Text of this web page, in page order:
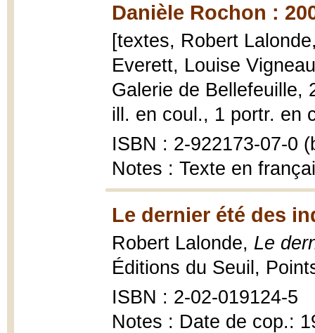
Danièle Rochon :
[textes, Robert
Everett, Louise
Galerie de Bellefeuille,
ill. en coul., 1 portr. en
ISBN : 2-922173-07-0
Notes : Texte en
Le dernier été des
Robert Lalonde, Le
Éditions du Seuil,
ISBN : 2-02-019124-5
Notes : Date de cop.: